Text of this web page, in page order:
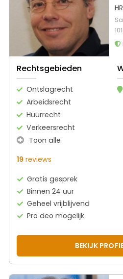
Rechtsgebieden
Ontslagrecht
Arbeidsrecht
Huurrecht
Verkeersrecht
Toon alle
19 reviews
Gratis gesprek
Binnen 24 uur
Geheel vrijblijvend
Pro deo mogelijk
BEKIJK